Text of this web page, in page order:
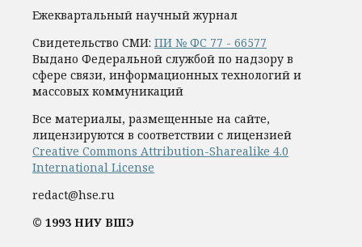
Ежеквартальный научный журнал
Свидетельство СМИ: ПИ № ФС 77 - 66577
Выдано Федеральной службой по надзору в
сфере связи, информационных технологий и
массовых коммуникаций
Все материалы, размещенные на сайте,
лицензируются в соответствии с лицензией
Creative Commons Attribution-Sharealike 4.0
International License
redact@hse.ru
© 1993 НИУ ВШЭ